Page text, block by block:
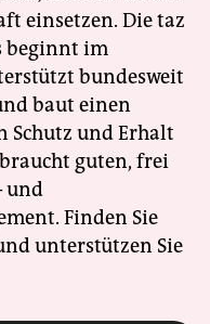
einsetzen. Die taz
beginnt im
bundesweit
baut einen
Schutz und Erhalt
guten, frei
und
Finden Sie
unterstützen Sie